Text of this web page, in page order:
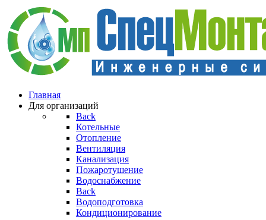
Главная
Для организаций
Back
Котельные
Отопление
Вентиляция
Канализация
Пожаротушение
Водоснабжение
Back
Водоподготовка
Кондиционирование